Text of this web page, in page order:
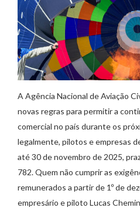
A Agência Nacional de Aviação
novas regras para permitir a
comercial no país durante os
legalmente, pilotos e empresas
até 30 de novembro de 2025,
782. Quem não cumprir as
remunerados a partir de 1º de
empresário e piloto Lucas